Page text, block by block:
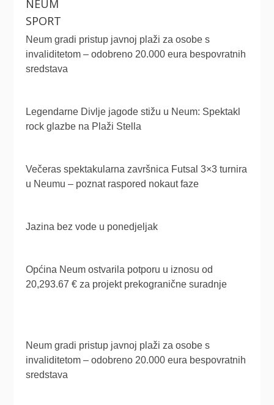
NEUM
SPORT
Neum gradi pristup javnoj plaži za osobe s
invaliditetom – odobreno 20.000 eura bespovratnih
sredstava
Legendarne Divlje jagode stižu u Neum: Spektakl
rock glazbe na Plaži Stella
Večeras spektakularna završnica Futsal 3×3 turnira
u Neumu – poznat raspored nokaut faze
Jazina bez vode u ponedjeljak
Općina Neum ostvarila potporu u iznosu od
20,293.67 € za projekt prekogranične suradnje
Neum gradi pristup javnoj plaži za osobe s
invaliditetom – odobreno 20.000 eura bespovratnih
sredstava